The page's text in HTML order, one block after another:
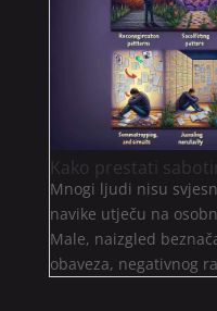
Kako prestati
Mnogi ljudi nisu
navike utječu na
Male, naizgled
obaveza, negativnog